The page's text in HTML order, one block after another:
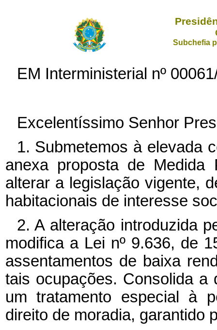
Subchefia
EM Interministerial nº
Excelentíssimo Senhor
1. Submetemos à elevada
anexa proposta de Medida
alterar a legislação vigente,
habitacionais de interesse
2. A alteração introduzida
modifica a Lei nº 9.636, de
assentamentos de baixa
tais ocupações. Consolida
um tratamento especial à
direito de moradia, garantido